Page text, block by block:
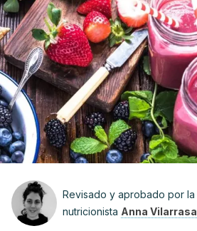
Revisado y aprobado por la
nutricionista Anna Vilarrasa